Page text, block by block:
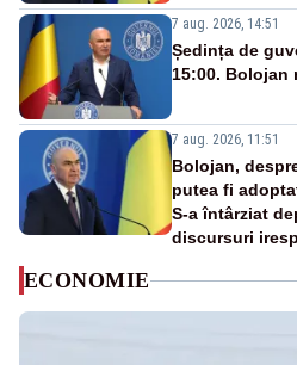
7 aug. 2026, 14:51
Ședința de
15:00. Bolojan
7 aug. 2026, 11:51
Bolojan,
putea fi
S-a întârziat
discursuri
ECONOMIE